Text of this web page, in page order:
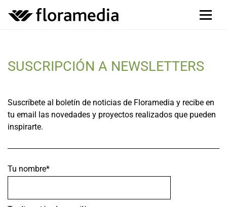
SUSCRIPCIÓN A NEWSLETTERS
Suscríbete al boletín de noticias de Floramedia y recibe en
tu email las novedades y proyectos realizados que pueden
inspirarte.
Tu nombre*